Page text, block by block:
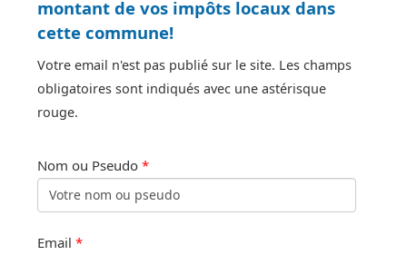
montant de vos impôts locaux dans
cette commune!
Votre email n'est pas publié sur le site. Les champs
obligatoires sont indiqués avec une astérisque
rouge.
Nom ou Pseudo *
Email *